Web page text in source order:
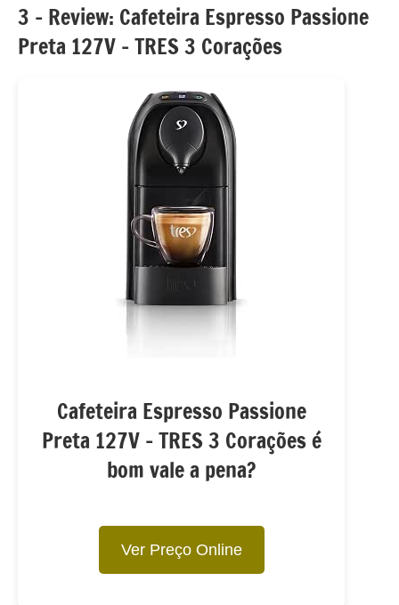
3 – Review: Cafeteira Espresso Passione
Preta 127V – TRES 3 Corações
Cafeteira Espresso Passione
Preta 127V – TRES 3 Corações é
bom vale a pena?
Ver Preço Online